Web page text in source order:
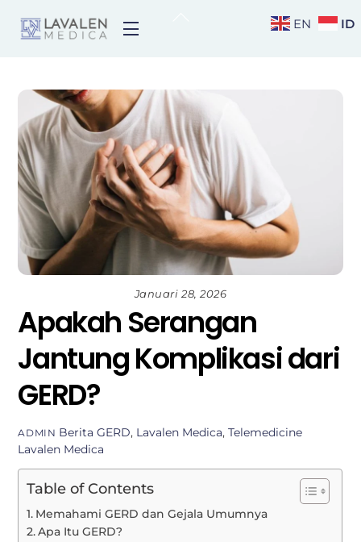
Menu
Januari 28, 2026
Apakah Serangan
Jantung Komplikasi dari
GERD?
ADMIN Berita GERD, Lavalen Medica,Telemedicine
Lavalen Medica
Table of Contents
Memahami GERD dan Gejala Umumnya
Apa Itu GERD?
EN ID